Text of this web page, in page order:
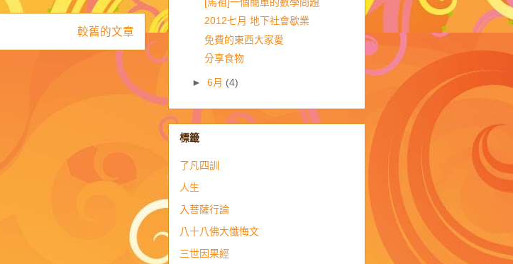
較舊的文章
2012七月 地下社會歇業
免費的東西大家愛
分享食物
► 6月 (4)
標籤
了凡四訓
人生
入菩薩行論
八十八佛大懺悔文
三世因果經